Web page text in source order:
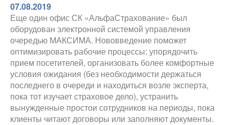
07.08.2019
Еще один офис СК «АльфаСтрахование» был
оборудован электронной системой управления
очередью МАКСИМА. Нововведение поможет
оптимизировать рабочие процессы: упорядочить
прием посетителей, организовать более комфортные
условия ожидания (без необходимости держаться
последнего в очереди и находиться возле эксперта,
пока тот изучает страховое дело), устранить
вынужденные простои сотрудников на периоды, пока
клиенты читают договоры или заполняют документы.